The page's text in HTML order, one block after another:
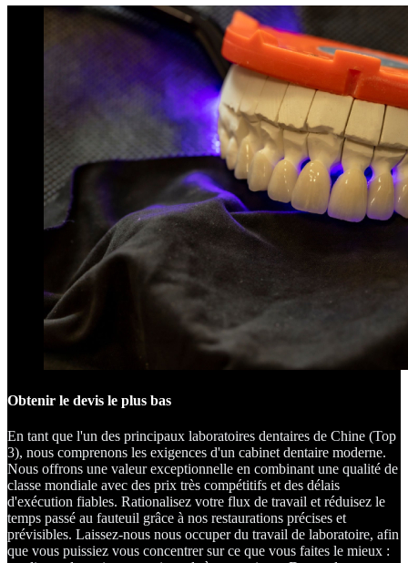
Obtenir le devis le plus bas
En tant que l'un des principaux laboratoires dentaires de Chine (Top
3), nous comprenons les exigences d'un cabinet dentaire moderne.
Nous offrons une valeur exceptionnelle en combinant une qualité de
classe mondiale avec des prix très compétitifs et des délais
d'exécution fiables. Rationalisez votre flux de travail et réduisez le
temps passé au fauteuil grâce à nos restaurations précises et
prévisibles. Laissez-nous nous occuper du travail de laboratoire, afin
que vous puissiez vous concentrer sur ce que vous faites le mieux :